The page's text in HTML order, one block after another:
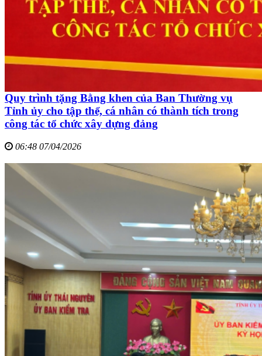
Quy trình tặng Bằng khen của Ban Thường vụ
Tỉnh ủy cho tập thể, cá nhân có thành tích trong
công tác tổ chức xây dựng đảng
06:48 07/04/2026